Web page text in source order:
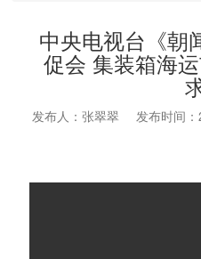
中央电视台《朝
促会 集装箱海
发布人：张翠翠 发布时间